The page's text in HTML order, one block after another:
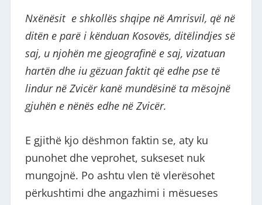
Nxënësit e shkollës shqipe në Amrisvil, që në
ditën e parë i kënduan Kosovës, ditëlindjes së
saj, u njohën me gjeografinë e saj, vizatuan
hartën dhe iu gëzuan faktit që edhe pse të
lindur në Zvicër kanë mundësinë ta mësojnë
gjuhën e nënës edhe në Zvicër.
E gjithë kjo dëshmon faktin se, aty ku
punohet dhe veprohet, sukseset nuk
mungojnë. Po ashtu vlen të vlerësohet
përkushtimi dhe angazhimi i mësueses